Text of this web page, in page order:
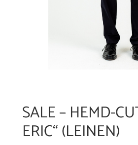
SALE – HEMD-
ERIC“ (LEINEN)